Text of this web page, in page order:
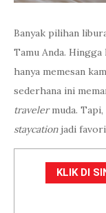
Banyak pilihan
Tamu Anda.
hanya memesan
sederhana ini
travelermuda.
staycationjadi
KLIK DI